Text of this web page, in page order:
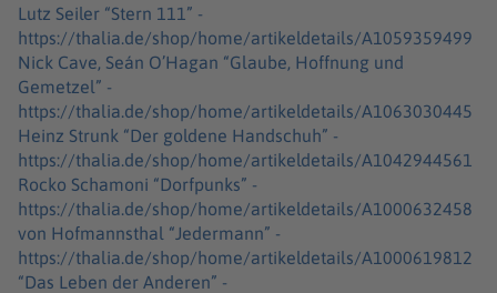
Lutz Seiler “Stern 111” -
https://thalia.de/shop/home/artikeldetails/A1059359499
Nick Cave, Seán O’Hagan “Glaube, Hoffnung und
Gemetzel” -
https://thalia.de/shop/home/artikeldetails/A1063030445
Heinz Strunk “Der goldene Handschuh” -
https://thalia.de/shop/home/artikeldetails/A1042944561
Rocko Schamoni “Dorfpunks” -
https://thalia.de/shop/home/artikeldetails/A1000632458
von Hofmannsthal “Jedermann” -
https://thalia.de/shop/home/artikeldetails/A1000619812
“Das Leben der Anderen” -